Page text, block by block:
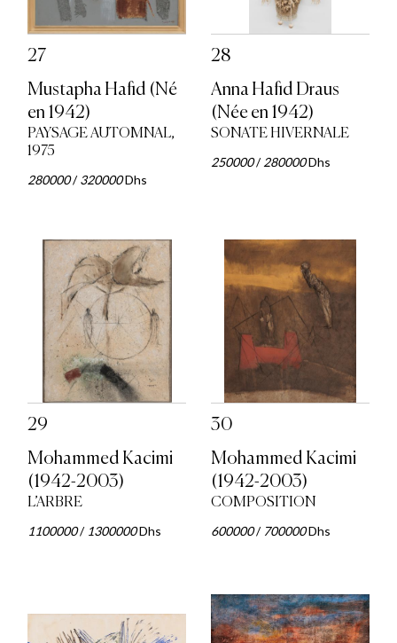
27
Mustapha Hafid (Né
en 1942)
PAYSAGE AUTOMNAL,
1975
280000/320000Dhs
28
Anna Hafid Draus
(Née en 1942)
SONATE HIVERNALE
250000/280000Dhs
29
Mohammed Kacimi
(1942-2003)
L’ARBRE
1100000/ 1300000Dhs
30
Mohammed Kacimi
(1942-2003)
COMPOSITION
600000/ 700000Dhs